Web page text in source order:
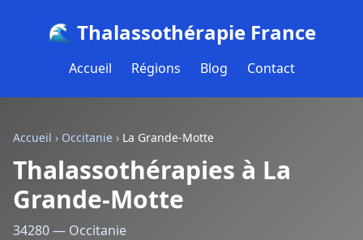
🌊 Thalassothérapie France
Accueil Régions Blog Contact
Accueil › Occitanie › La Grande-Motte
Thalassothérapies à La
Grande-Motte
34280 — Occitanie